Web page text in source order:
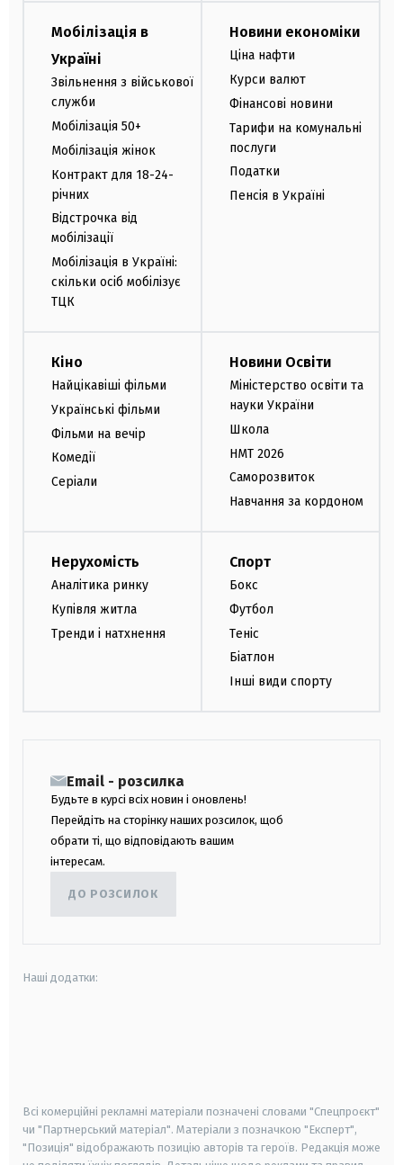
Мобілізація в
Україні
Звільнення з військової
служби
Мобілізація 50+
Мобілізація жінок
Контракт для 18-24-
річних
Відстрочка від
мобілізації
Мобілізація в Україні:
скільки осіб мобілізує
ТЦК
Новини економіки
Ціна нафти
Курси валют
Фінансові новини
Тарифи на комунальні
послуги
Податки
Пенсія в Україні
Кіно
Найцікавіші фільми
Українські фільми
Фільми на вечір
Комедії
Серіали
Новини Освіти
Міністерство освіти та
науки України
Школа
НМТ 2026
Саморозвиток
Навчання за кордоном
Нерухомість
Аналітика ринку
Купівля житла
Тренди і натхнення
Спорт
Бокс
Футбол
Теніс
Біатлон
Інші види спорту
Email - розсилка
Будьте в курсі всіх новин і оновлень!
Перейдіть на сторінку наших розсилок, щоб
обрати ті, що відповідають вашим
інтересам.
ДО РОЗСИЛОК
Наші додатки:
Всі комерційні рекламні матеріали позначені словами "Спецпроєкт"
чи "Партнерський матеріал". Матеріали з позначкою "Експерт",
"Позиція" відображають позицію авторів та героїв. Редакція може